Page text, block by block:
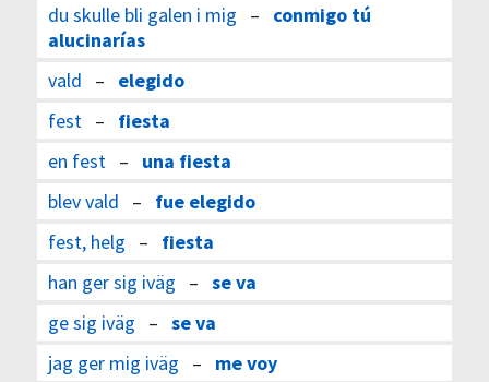
du skulle bli galen i mig – conmigo tú
alucinarías
vald – elegido
fest – fiesta
en fest – una fiesta
blev vald – fue elegido
fest, helg – fiesta
han ger sig iväg – se va
ge sig iväg – se va
jag ger mig iväg – me voy